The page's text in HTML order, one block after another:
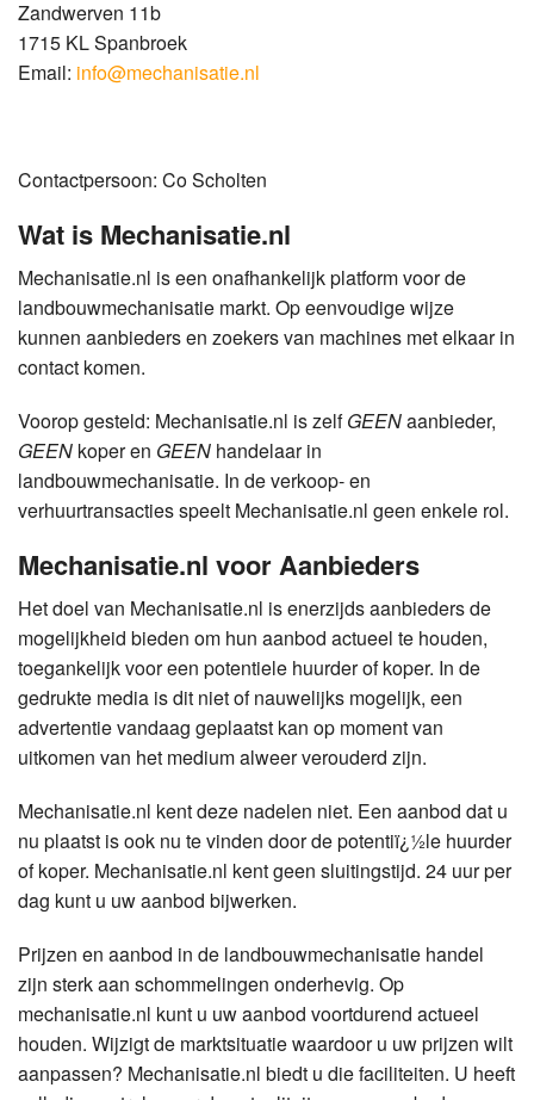
Zandwerven 11b
1715 KL Spanbroek
Email: info@mechanisatie.nl
Contactpersoon: Co Scholten
Wat is Mechanisatie.nl
Mechanisatie.nl is een onafhankelijk platform voor de
landbouwmechanisatie markt. Op eenvoudige wijze
kunnen aanbieders en zoekers van machines met elkaar in
contact komen.
Voorop gesteld: Mechanisatie.nl is zelfGEENaanbieder,
GEEN koper en GEEN handelaar in
landbouwmechanisatie. In de verkoop- en
verhuurtransacties speelt Mechanisatie.nl geen enkele rol.
Mechanisatie.nl voor Aanbieders
Het doel van Mechanisatie.nl is enerzijds aanbieders de
mogelijkheid bieden om hun aanbod actueel te houden,
toegankelijk voor een potentiele huurder of koper. In de
gedrukte media is dit niet of nauwelijks mogelijk, een
advertentie vandaag geplaatst kan op moment van
uitkomen van het medium alweer verouderd zijn.
Mechanisatie.nl kent deze nadelen niet. Een aanbod dat u
nu plaatst is ook nu te vinden door de potentiï¿½le huurder
of koper. Mechanisatie.nl kent geen sluitingstijd. 24 uur per
dag kunt u uw aanbod bijwerken.
Prijzen en aanbod in de landbouwmechanisatie handel
zijn sterk aan schommelingen onderhevig. Op
mechanisatie.nl kunt u uw aanbod voortdurend actueel
houden. Wijzigt de marktsituatie waardoor u uw prijzen wilt
aanpassen? Mechanisatie.nl biedt u die faciliteiten. U heeft